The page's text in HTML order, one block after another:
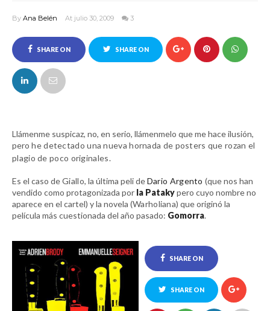
By Ana Belén At julio 30, 2009 3
SHARE ON
FACEBOOK
SHARE ON
Llámenme suspicaz, no, en serio, llámenmelo que me hace ilusión,
pero he detectado una nueva hornada de posters que rozan el
plagio de poco originales.
Es el caso deGiallo, la última peli deDario Argento (que nos han
vendido como protagonizada por la Patakypero cuyo nombre no
aparece en el cartel) y la novela (Warholiana) que originó la
película más cuestionada del año pasado: Gomorra.
SHARE ON
SHARE ON